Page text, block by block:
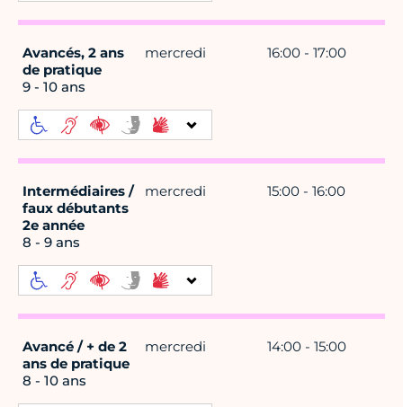
Avancés, 2 ans
de pratique
9 - 10 ans
mercredi 16:00 - 17:00
Intermédiaires /
faux débutants
2e année
8 - 9 ans
mercredi 15:00 - 16:00
Avancé / + de 2
ans de pratique
8 - 10 ans
mercredi 14:00 - 15:00